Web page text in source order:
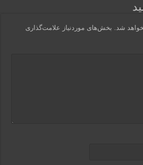
شد. بخش‌های موردنیاز علامت‌گذاری